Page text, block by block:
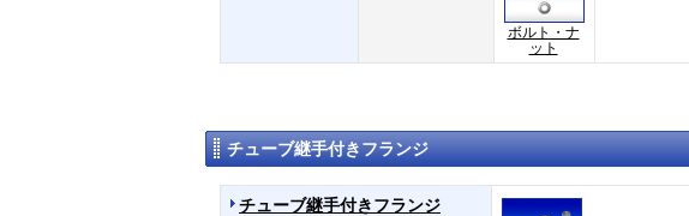
ボルト・ナ
ット
チューブ継手付きフランジ
チューブ継手付きフランジ